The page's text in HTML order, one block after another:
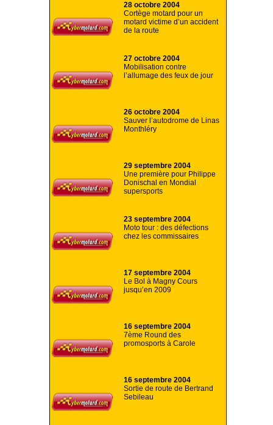
28 octobre 2004
Cortège motard pour un
motard victime d’un accident
de la route
27 octobre 2004
Mobilisation contre
l’allumage des feux de jour
26 octobre 2004
Sauver l’autodrome de Linas
Monthléry
29 septembre 2004
Une première pour Philippe
Donischal en Mondial
supersports
23 septembre 2004
Moto tour : des défections
chez les commissaires
17 septembre 2004
Le Bol à Magny Cours
jusqu’en 2009
16 septembre 2004
7ème Round des
promosports à Carole
16 septembre 2004
Sortie de route de Bertrand
Sebileau